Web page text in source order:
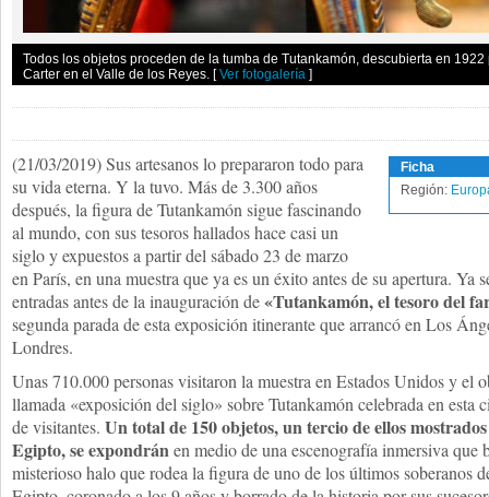
Todos los objetos proceden de la tumba de Tutankamón, descubierta en
Carter en el Valle de los Reyes. [Ver fotogalería ]
Ficha
Región:
(21/03/2019) Sus artesanos lo prepararon todo para
su vida eterna. Y la tuvo. Más de 3.300 años
después, la figura de Tutankamón sigue fascinando
al mundo, con sus tesoros hallados hace casi un
siglo y expuestos a partir del sábado 23 de marzo
en París, en una muestra que ya es un éxito antes de su apertura. Ya
entradas antes de la inauguración de«Tutankamón, el tesoro del
segunda parada de esta exposición itinerante que arrancó en Los
Londres.
Unas 710.000 personas visitaron la muestra en Estados Unidos y el
llamada «exposición del siglo» sobre Tutankamón celebrada en esta
de visitantes. Un total de 150 objetos, un tercio de ellos
Egipto, se expondránen medio de una escenografía inmersiva que
misterioso halo que rodea la figura de uno de los últimos